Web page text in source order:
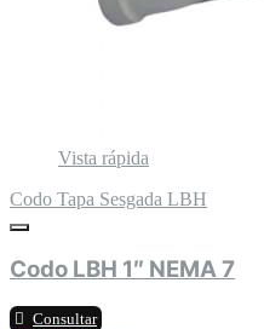
Vista rápida
Codo Tapa Sesgada LBH
Codo LBH 1″ NEMA 7
Consultar